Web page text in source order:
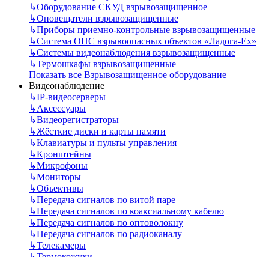
↳Оборудование СКУД взрывозащищенное
↳Оповещатели взрывозащищенные
↳Приборы приемно-контрольные взрывозащищенные
↳Система ОПС взрывоопасных объектов «Ладога-Ex»
↳Системы видеонаблюдения взрывозащищенные
↳Термошкафы взрывозащищенные
Показать все Взрывозащищенное оборудование
Видеонаблюдение
↳IP-видеосерверы
↳Аксессуары
↳Видеорегистраторы
↳Жёсткие диски и карты памяти
↳Клавиатуры и пульты управления
↳Кронштейны
↳Микрофоны
↳Мониторы
↳Объективы
↳Передача сигналов по витой паре
↳Передача сигналов по коаксиальному кабелю
↳Передача сигналов по оптоволокну
↳Передача сигналов по радиоканалу
↳Телекамеры